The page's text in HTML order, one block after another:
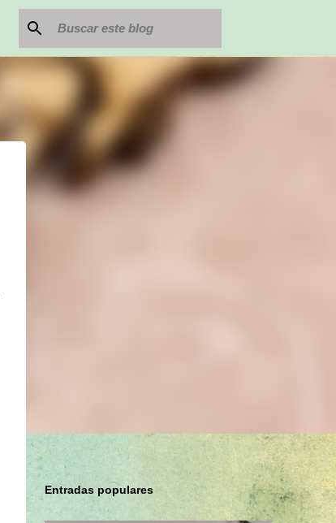
Entradas populares